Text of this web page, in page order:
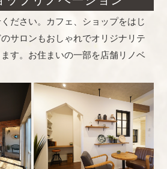
ださい。カフェ、ショップをはじ
サロンもおしゃれでオリジナリテ
す。お住まいの一部を店舗リノベ